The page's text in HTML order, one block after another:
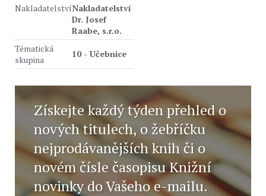
NakladatelstvíNakladatelství
Dr. Josef
Raabe, s.r.o.
Tématická
skupina
10 - Učebnice
Získejte každý týden přehled o
nových titulech, o žebříčku
nejprodávanějších knih či o
novém čísle časopisu Knižní
novinky do Vašeho e-mailu.